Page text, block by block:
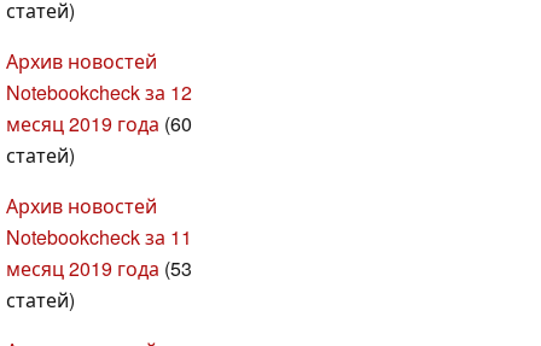
статей)
Архив новостей
Notebookcheck за 12
месяц 2019 года (60
статей)
Архив новостей
Notebookcheck за 11
месяц 2019 года (53
статей)